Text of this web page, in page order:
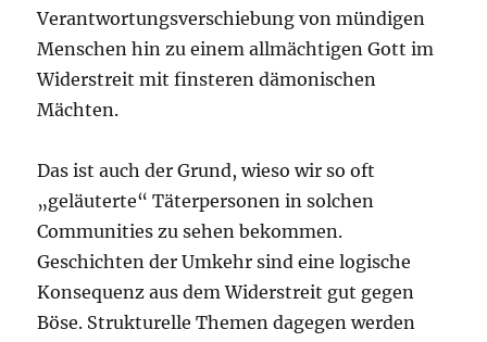
Verantwortungsverschiebung von mündigen
Menschen hin zu einem allmächtigen Gott im
Widerstreit mit finsteren dämonischen
Mächten.
Das ist auch der Grund, wieso wir so oft
„geläuterte“ Täterpersonen in solchen
Communities zu sehen bekommen.
Geschichten der Umkehr sind eine logische
Konsequenz aus dem Widerstreit gut gegen
Böse. Strukturelle Themen dagegen werden